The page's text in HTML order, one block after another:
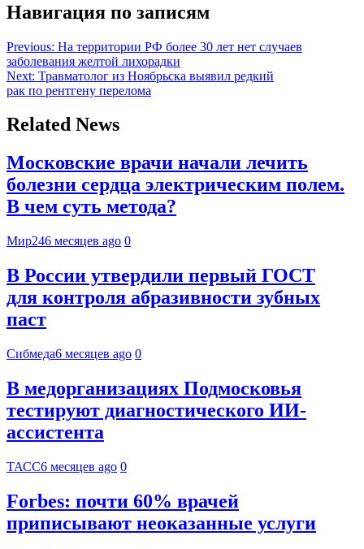
Навигация по записям
Previous: На территории РФ более 30 лет нет случаев
заболевания желтой лихорадки
Next: Травматолог из Ноябрьска выявил редкий
рак по рентгену перелома
Related News
Московские врачи начали лечить
болезни сердца электрическим полем.
В чем суть метода?
Мир246 месяцев ago 0
В России утвердили первый ГОСТ
для контроля абразивности зубных
паст
Сибмеда6 месяцев ago 0
В медорганизациях Подмосковья
тестируют диагностического ИИ-
ассистента
ТАСС6 месяцев ago 0
Forbes: почти 60% врачей
приписывают неоказанные услуги